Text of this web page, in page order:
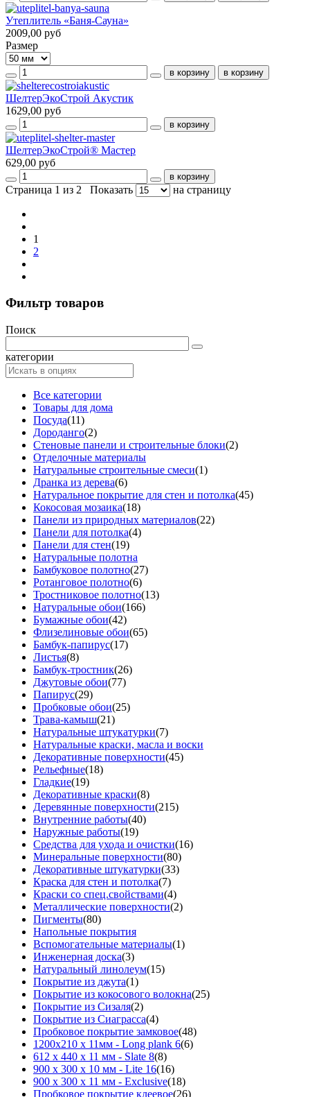
Утеплитель «Баня-Сауна»
2009,00 руб
Размер
ШелтерЭкоСтрой Акустик
1629,00 руб
ШелтерЭкоСтрой® Мастер
629,00 руб
Страница 1 из 2 Показать на страницу
1
2
Фильтр товаров
Поиск
категории
Все категории
Товары для дома
Посуда(11)
Дороданго(2)
Стеновые панели и строительные блоки(2)
Отделочные материалы
Натуральные строительные смеси(1)
Дранка из дерева(6)
Натуральное покрытие для стен и потолка(45)
Кокосовая мозаика(18)
Панели из природных материалов(22)
Панели для потолка(4)
Панели для стен(19)
Натуральные полотна
Бамбуковое полотно(27)
Ротанговое полотно(6)
Тростниковое полотно(13)
Натуральные обои(166)
Бумажные обои(42)
Флизелиновые обои(65)
Бамбук-папирус(17)
Листья(8)
Бамбук-тростник(26)
Джутовые обои(77)
Папирус(29)
Пробковые обои(25)
Трава-камыш(21)
Натуральные штукатурки(7)
Натуральные краски, масла и воски
Декоративные поверхности(45)
Рельефные(18)
Гладкие(19)
Декоративные краски(8)
Деревянные поверхности(215)
Внутренние работы(40)
Наружные работы(19)
Средства для ухода и очистки(16)
Минеральные поверхности(80)
Декоративные штукатурки(33)
Краска для стен и потолка(7)
Краски со спец.свойствами(4)
Металлические поверхности(2)
Пигменты(80)
Напольные покрытия
Вспомогательные материалы(1)
Инженерная доска(3)
Натуральный линолеум(15)
Покрытие из джута(1)
Покрытие из кокосового волокна(25)
Покрытие из Сизаля(2)
Покрытие из Сиаграсса(4)
Пробковое покрытие замковое(48)
1200х210 х 11мм - Long plank 6(6)
612 х 440 х 11 мм - Slate 8(8)
900 х 300 х 10 мм - Lite 16(16)
900 х 300 х 11 мм - Exclusive(18)
Пробковое покрытие клеевое(26)